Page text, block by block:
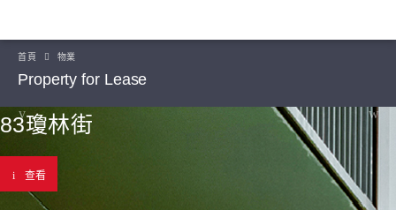
首頁 物業
Property for Lease
83瓊林街
查看